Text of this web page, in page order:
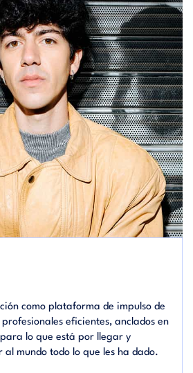
como plataforma de impulso de
eficientes, anclados en
lo que está por llegar y
al mundo todo lo que les ha dado.